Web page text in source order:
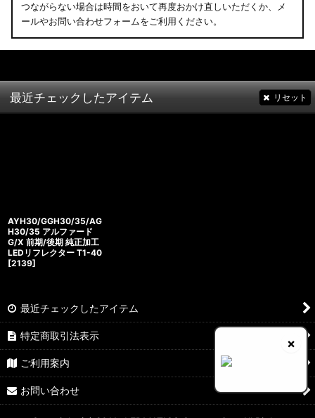
つながらない場合は時間をおいて再度おかけ直しいただくか、メ
ールやお問い合わせフォームをご利用ください。
×
最近チェックしたアイテム リセット
AYH30/GGH30/35/AG
H30/35 アルファード
G/X 前期/後期 純正加工
LEDリフレクター T1-40
[2139]
最近チェックしたアイテム
特定商取引法表示
ご利用案内
お問い合わせ